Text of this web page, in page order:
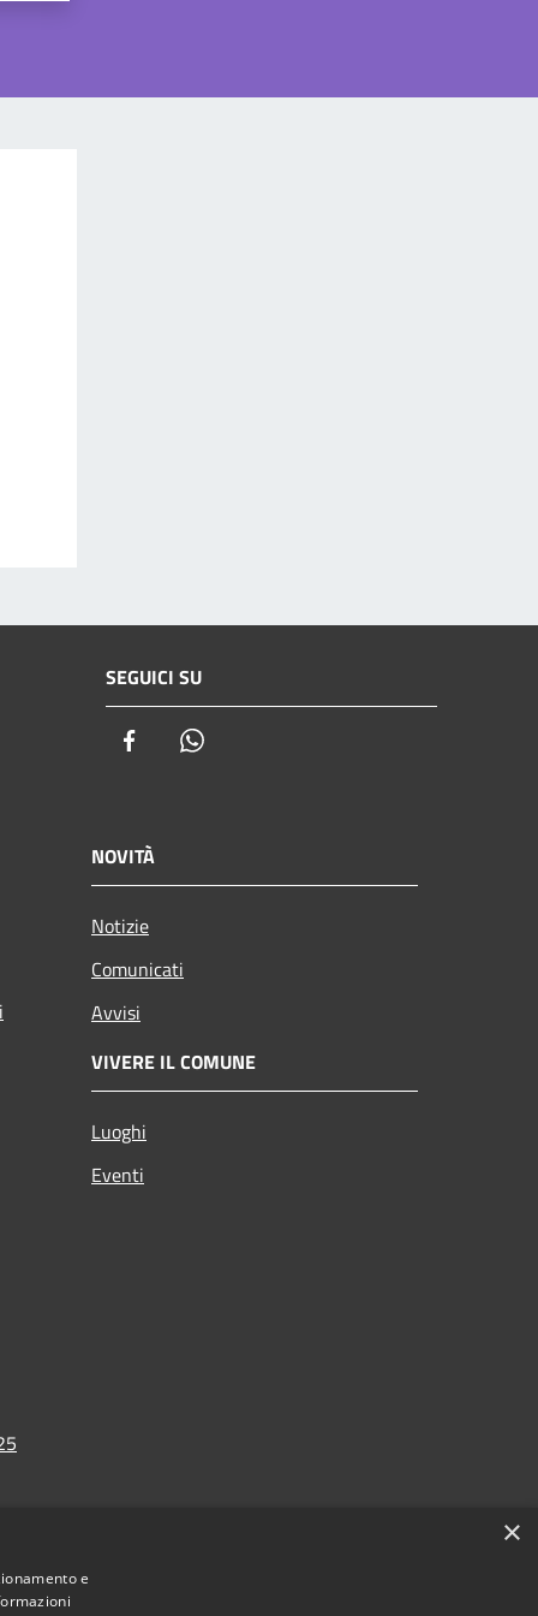
SEGUICI SU
Facebook
NOVITÀ
Notizie
Comunicati
Avvisi
VIVERE IL COMUNE
Luoghi
Eventi
×
e